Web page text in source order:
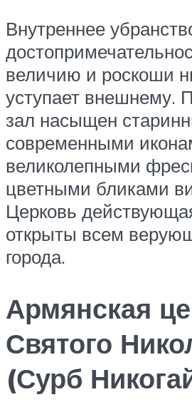
Внутреннее
величию и роскоши
уступает внешнему.
зал насыщен
современными
великолепными
цветными бликами
Церковь
открыты всем
города.
Армянская
Святого
(Сурб